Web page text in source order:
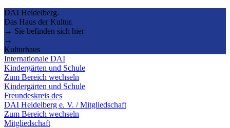
DAI Heidelberg.
Das Haus der Kultur.
→ Sie befinden sich hier
→
Kulturhaus
Internationale DAI
Kindergärten und Schule
Zum Bereich wechseln
Kindergärten und Schule
Freundeskreis des
DAI Heidelberg e. V. / Mitgliedschaft
Zum Bereich wechseln
Mitgliedschaft